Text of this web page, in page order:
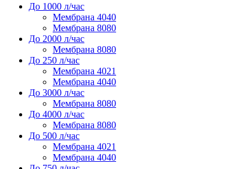
До 1000 л/час
Мембрана 4040
Мембрана 8080
До 2000 л/час
Мембрана 8080
До 250 л/час
Мембрана 4021
Мембрана 4040
До 3000 л/час
Мембрана 8080
До 4000 л/час
Мембрана 8080
До 500 л/час
Мембрана 4021
Мембрана 4040